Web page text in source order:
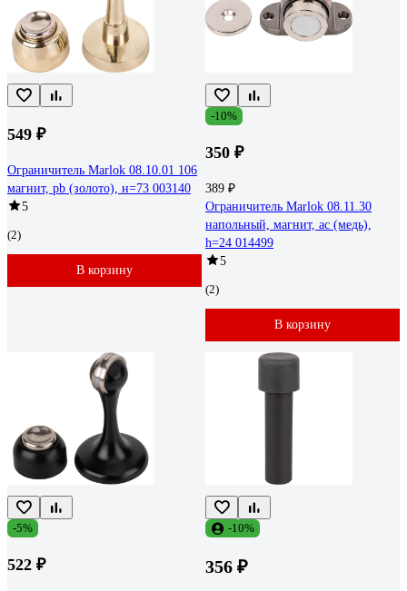
549 ₽
Ограничитель Marlok 08.10.01 106
магнит, pb (золото), н=73 003140
5
(2)
В корзину
-10%
350 ₽
389 ₽
Ограничитель Marlok 08.11.30
напольный, магнит, aс (медь),
h=24 014499
5
(2)
В корзину
-5%
522 ₽
-10%
356 ₽